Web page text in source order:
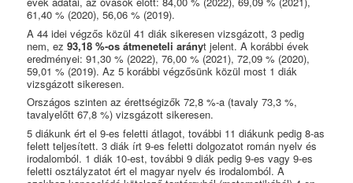
61,40 % (2020), 56,06 % (2019).
A 44 idei végzős közül 41 diák sikeresen vizsgázott, 3 pedig
nem, ez93,18 %-os átmeneteli arányt jelent. A korábbi évek
eredményei: 91,30 % (2022), 76,00 % (2021), 72,09 % (2020),
59,01 % (2019). Az 5 korábbi végzősünk közül most 1 diák
vizsgázott sikeresen.
Országos szinten az érettségizők 72,8 %-a (tavaly 73,3 %,
tavalyelőtt 67,8 %) vizsgázott sikeresen.
5 diákunk ért el 9-es feletti átlagot, további 11 diákunk pedig 8-as
felett teljesített. 3 diák írt 9-es feletti dolgozatot román nyelv és
irodalomból. 1 diák 10-est, további 9 diák pedig 9-es vagy 9-es
feletti osztályzatot ért el magyar nyelv és irodalomból. A